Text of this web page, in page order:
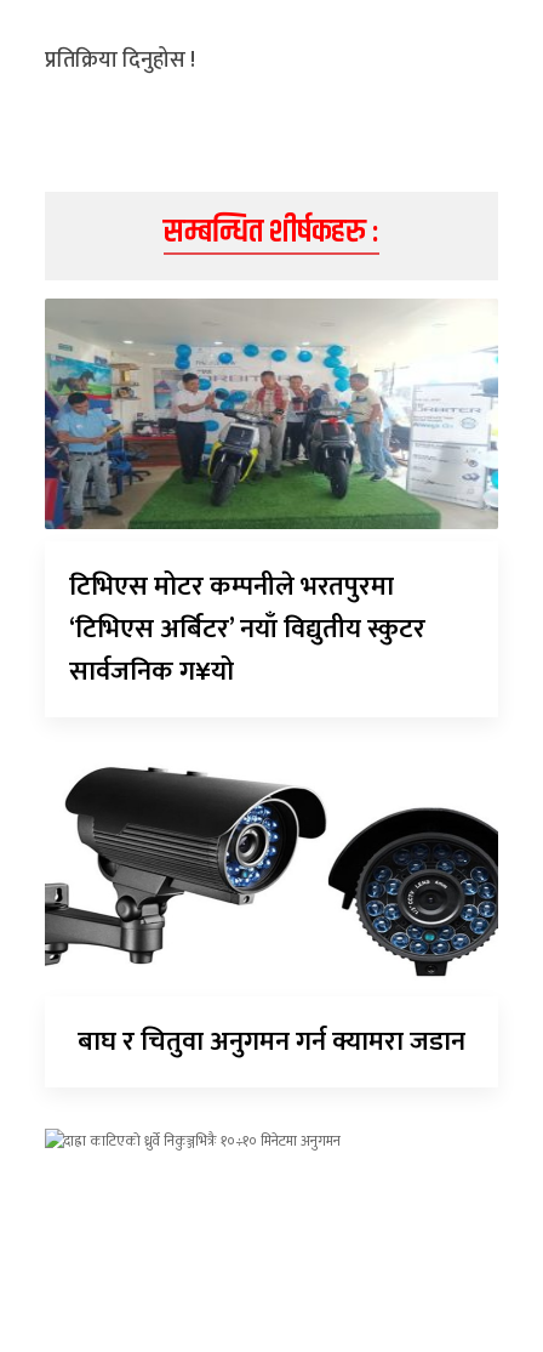
प्रतिक्रिया दिनुहोस !
सम्बन्धित शीर्षकहरु :
टिभिएस मोटर कम्पनीले भरतपुरमा
‘टिभिएस अर्बिटर’ नयाँ विद्युतीय स्कुटर
सार्वजनिक ग¥यो
बाघ र चितुवा अनुगमन गर्न क्यामरा जडान